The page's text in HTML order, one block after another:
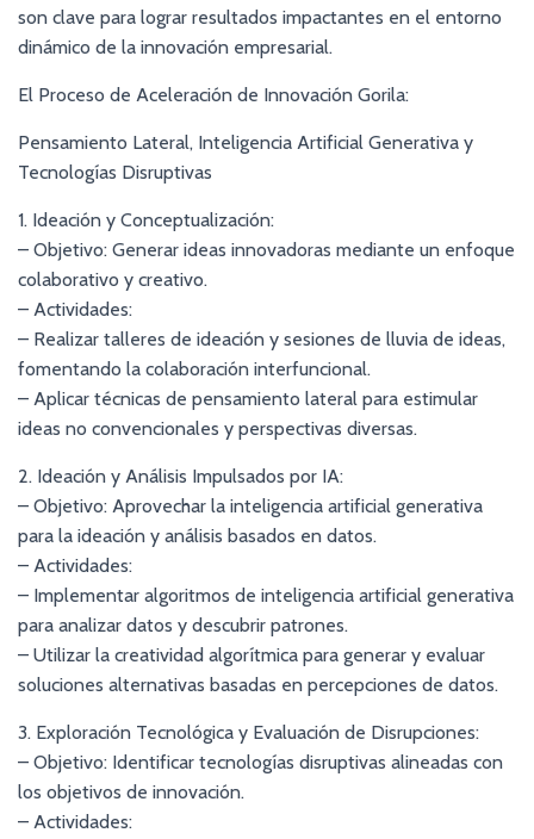
son clave para lograr resultados impactantes en el entorno
dinámico de la innovación empresarial.
El Proceso de Aceleración de Innovación Gorila:
Pensamiento Lateral, Inteligencia Artificial Generativa y
Tecnologías Disruptivas
1. Ideación y Conceptualización:
– Objetivo: Generar ideas innovadoras mediante un enfoque
colaborativo y creativo.
– Actividades:
– Realizar talleres de ideación y sesiones de lluvia de ideas,
fomentando la colaboración interfuncional.
– Aplicar técnicas de pensamiento lateral para estimular
ideas no convencionales y perspectivas diversas.
2. Ideación y Análisis Impulsados por IA:
– Objetivo: Aprovechar la inteligencia artificial generativa
para la ideación y análisis basados en datos.
– Actividades:
– Implementar algoritmos de inteligencia artificial generativa
para analizar datos y descubrir patrones.
– Utilizar la creatividad algorítmica para generar y evaluar
soluciones alternativas basadas en percepciones de datos.
3. Exploración Tecnológica y Evaluación de Disrupciones:
– Objetivo: Identificar tecnologías disruptivas alineadas con
los objetivos de innovación.
– Actividades: